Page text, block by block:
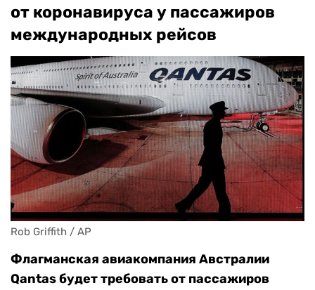
от коронавируса у пассажиров
международных рейсов
Rob Griffith / AP
Флагманская авиакомпания Австралии
Qantas будет требовать от пассажиров